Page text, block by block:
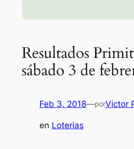
Resultados
sábado 3 de
Feb 3, 2018—porVictor
en Loterias